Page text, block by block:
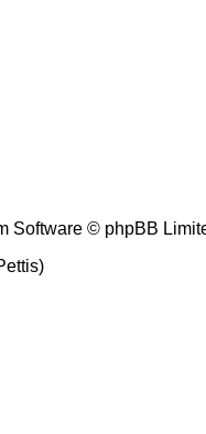
Software © phpBB